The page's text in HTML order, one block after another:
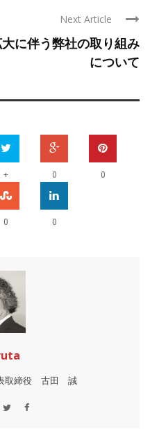
Next Article
に伴う弊社の取り組み
について
+ 0 0
0 0
取締役 古田 誠